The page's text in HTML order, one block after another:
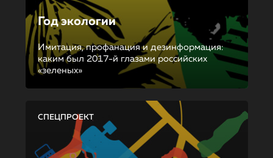
Год экологии
Имитация, профанация и дезинформация:
каким был 2017-й глазами российских
«зеленых»
СПЕЦПРОЕКТ